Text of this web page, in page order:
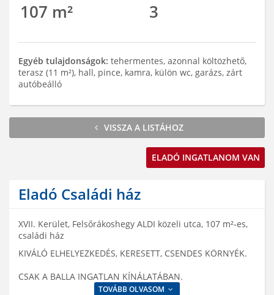
107 m² 3
Egyéb tulajdonságok: tehermentes, azonnal költözhető,
terasz (11 m²), hall, pince, kamra, külön wc, garázs, zárt
autóbeálló
VISSZA A LISTÁHOZ
ELADÓ INGATLANOM VAN
Eladó Családi ház
XVII. Kerület, Felsőrákoshegy ALDI közeli utca, 107 m²-es,
családi ház
KIVÁLÓ ELHELYEZKEDÉS, KERESETT, CSENDES KÖRNYÉK.
CSAK A BALLA INGATLAN KÍNÁLATÁBAN.
TOVÁBB OLVASOM